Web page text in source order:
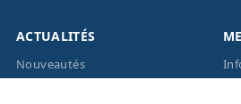
ACTUALITÉS
Nouveautés